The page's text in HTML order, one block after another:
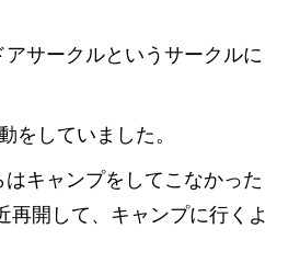
サークルというサークルに
をしていました。
キャンプをしてこなかった
再開して、キャンプに行くよ